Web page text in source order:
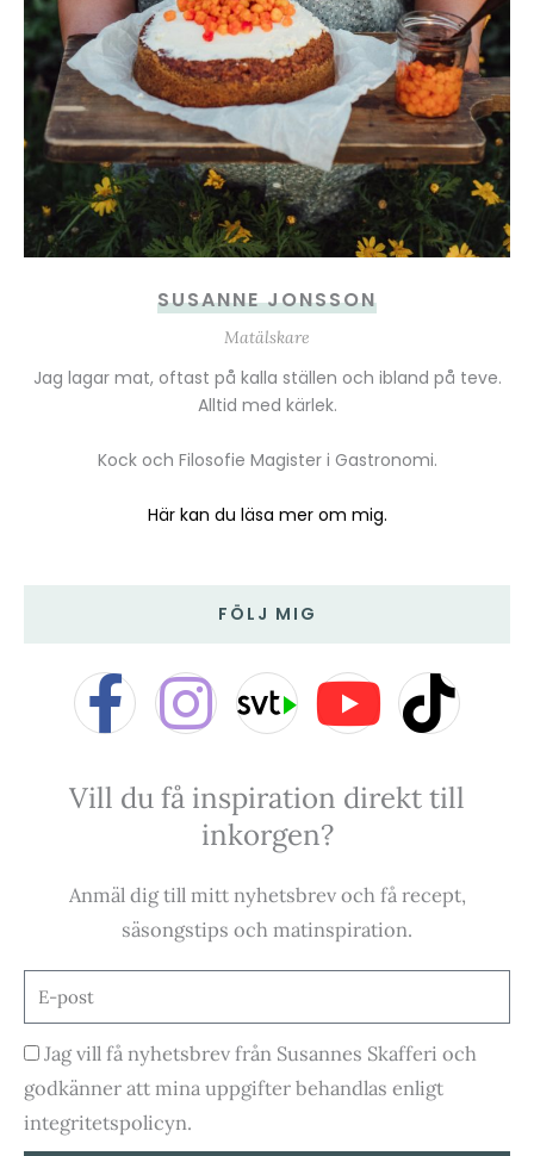
SUSANNE JONSSON
Matälskare
Jag lagar mat, oftast på kalla ställen och ibland på teve.
Alltid med kärlek.
Kock och Filosofie Magister i Gastronomi.
Här kan du läsa mer om mig.
FÖLJ MIG
F
a
c
e
b
o
k
I
n
s
t
a
r
a
Y
o
u
t
u
e
T
i
k
t
Vill du få inspiration direkt till
inkorgen?
Anmäl dig till mitt nyhetsbrev och få recept,
säsongstips och matinspiration.
E-
post
Godkännande
Jag vill få nyhetsbrev från Susannes Skafferi och
godkänner att mina uppgifter behandlas enligt
integritetspolicyn.